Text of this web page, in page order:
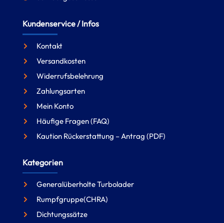
Kundenservice / Infos
Kontakt
Versandkosten
Widerrufsbelehrung
Zahlungsarten
Mein Konto
Häufige Fragen (FAQ)
Kaution Rückerstattung – Antrag (PDF)
Kategorien
Generalüberholte Turbolader
Rumpfgruppe(CHRA)
Dichtungssätze